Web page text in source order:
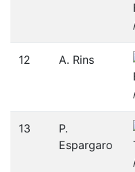
12 A. Rins
13
P.
Espargaro